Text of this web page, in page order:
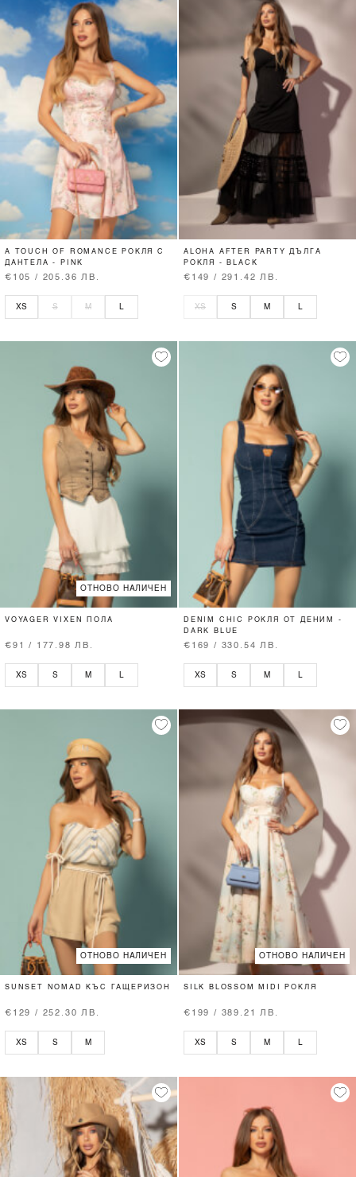
A TOUCH OF ROMANCE РОКЛЯ С
ДАНТЕЛА - PINK
€105 / 205.36 ЛВ.
XS S M L
ALOHA AFTER PARTY ДЪЛГА
РОКЛЯ - BLACK
€149 / 291.42 ЛВ.
XS S M L
ОТНОВО НАЛИЧЕН
VOYAGER VIXEN ПОЛА
€91 / 177.98 ЛВ.
XS S M
DENIM CHIC РОКЛЯ ОТ ДЕНИМ -
DARK BLUE
€169 / 330.54 ЛВ.
XS S M
ОТНОВО НАЛИЧЕН
SUNSET NOMAD КЪС ГАЩЕРИЗОН
€129 / 252.30 ЛВ.
XS S M
ОТНОВО НАЛИЧЕН
SILK BLOSSOM MIDI РОКЛЯ
€199 / 389.21 ЛВ.
XS S M L